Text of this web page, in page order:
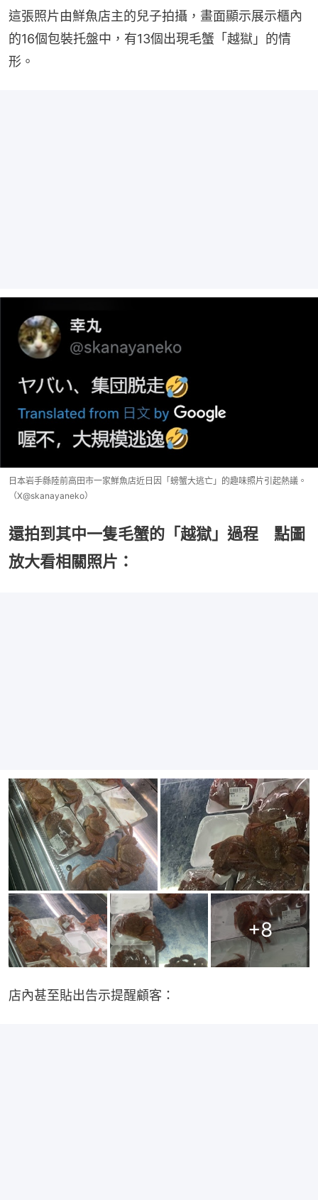
這張照片由鮮魚店主的兒子拍攝，畫面顯示展示櫃內
的16個包裝托盤中，有13個出現毛蟹「越獄」的情
形。
日本岩手縣陸前高田市一家鮮魚店近日因「螃蟹大逃亡」的趣味照片引起熱議。
（X@skanayaneko）
還拍到其中一隻毛蟹的「越獄」過程 點圖
放大看相關照片：
+8
店內甚至貼出告示提醒顧客：